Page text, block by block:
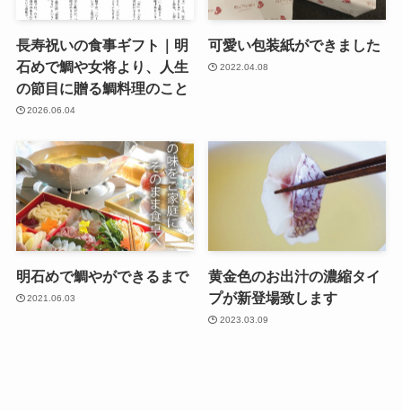
長寿祝いの食事ギフト｜明
石めで鯛や女将より、人生
の節目に贈る鯛料理のこと
2026.06.04
可愛い包装紙ができました
2022.04.08
明石めで鯛やができるまで
2021.06.03
黄金色のお出汁の濃縮タイ
プが新登場致します
2023.03.09